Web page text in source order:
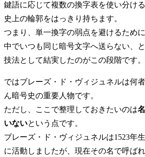
鍵語に応じて複数の換字表を使い分け
史上の輪郭をはっきり持ちます。
つまり、単一換字の弱点を避けるため
中でいつも同じ暗号文字へ送らない、
技法として結実したのがこの段階です。
ではブレーズ・ド・ヴィジュネルは何
ん暗号史の重要人物です。
ただし、ここで整理しておきたいのは
いないという点です。
ブレーズ・ド・ヴィジュネルは1523年
に活動しましたが、現在その名で呼ば